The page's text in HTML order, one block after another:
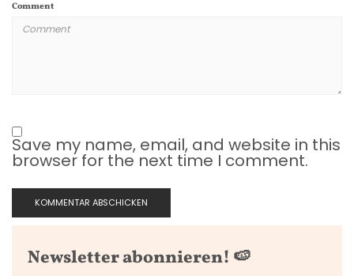
Comment
Save my name, email, and website in this
browser for the next time I comment.
Newsletter abonnieren! 🍉